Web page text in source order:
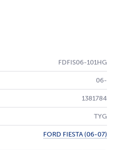
FDFIS06-101HG
06-
1381784
TYG
FORD FIESTA (06-07)